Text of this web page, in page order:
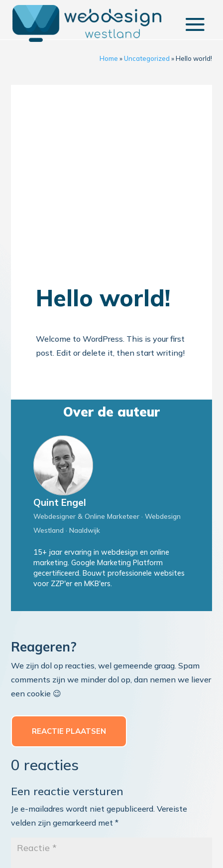
Home »Uncategorized »Hello world!
Hello world!
Welcome to WordPress. This is your first
post. Edit or delete it, then start writing!
Over de auteur
Quint Engel
Webdesigner & Online Marketeer · Webdesign
Westland · Naaldwijk
15+ jaar ervaring in webdesign en online
marketing. Google Marketing Platform
gecertificeerd. Bouwt professionele websites
voor ZZP'er en MKB'ers.
Reageren?
We zijn dol op reacties, wel gemeende graag. Spam
comments zijn we minder dol op, dan nemen we liever
een cookie 😉
REACTIE PLAATSEN
0 reacties
Een reactie versturen
Je e-mailadres wordt niet gepubliceerd. Vereiste
velden zijn gemarkeerd met*